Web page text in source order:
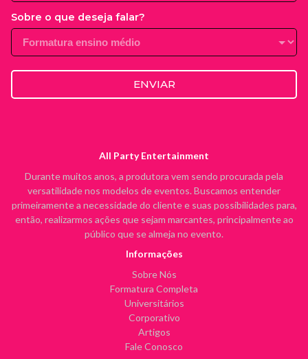
Sobre o que deseja falar?
ENVIAR
All Party Entertainment
Durante muitos anos, a produtora vem sendo procurada pela
versatilidade nos modelos de eventos. Buscamos entender
primeiramente a necessidade do cliente e suas possibilidades para,
então, realizarmos ações que sejam marcantes, principalmente ao
público que se almeja no evento.
Informações
Sobre Nós
Formatura Completa
Universitários
Corporativo
Artigos
Fale Conosco